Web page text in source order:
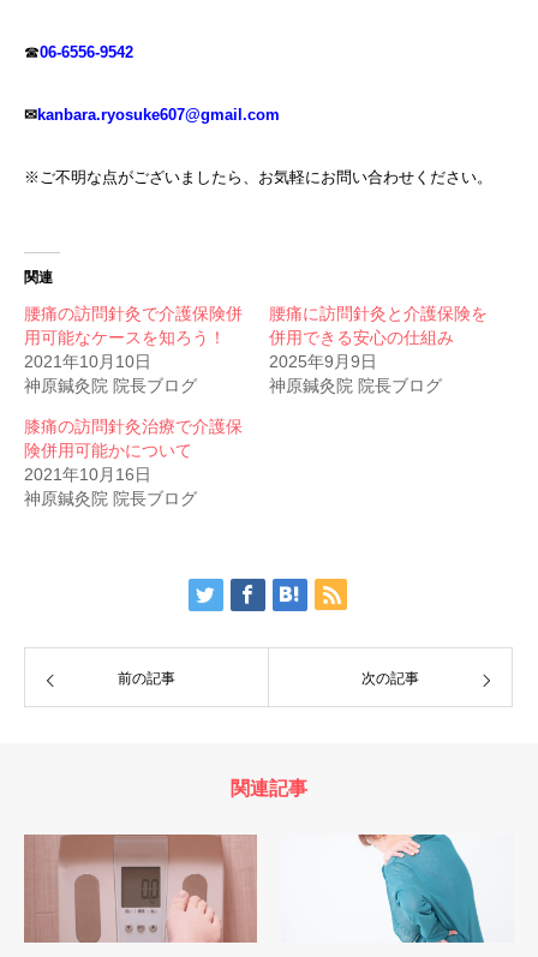
☎06-6556-9542
✉kanbara.ryosuke607@gmail.com
※ご不明な点がございましたら、お気軽にお問い合わせください。
関連
腰痛の訪問針灸で介護保険併
用可能なケースを知ろう！
2021年10月10日
神原鍼灸院 院長ブログ
腰痛に訪問針灸と介護保険を
併用できる安心の仕組み
2025年9月9日
神原鍼灸院 院長ブログ
膝痛の訪問針灸治療で介護保
険併用可能かについて
2021年10月16日
神原鍼灸院 院長ブログ
前の記事 次の記事
関連記事